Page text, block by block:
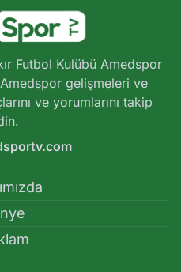
Futbol Kulübü Amedspor
gelişmeleri ve
ve yorumlarını takip